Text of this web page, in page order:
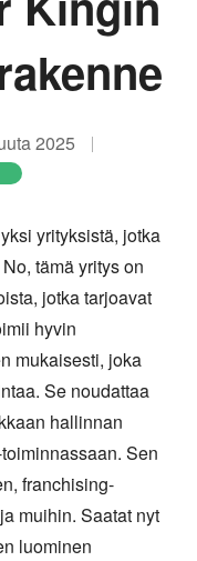
2025
yrityksistä, jotka
tämä yritys on
jotka tarjoavat
hyvin
mukaisesti, joka
Se noudattaa
hallinnan
Sen
franchising-
muihin. Saatat nyt
luominen